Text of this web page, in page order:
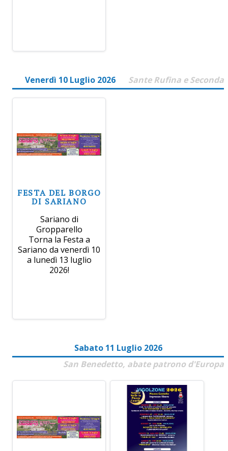
Venerdì 10 Luglio 2026 Sante Rufina e Seconda
FESTA DEL BORGO
DI SARIANO
Sariano di
Gropparello
Torna la Festa a
Sariano da venerdì 10
a lunedì 13 luglio
2026!
Sabato 11 Luglio 2026
San Benedetto, abate patrono d'Europa